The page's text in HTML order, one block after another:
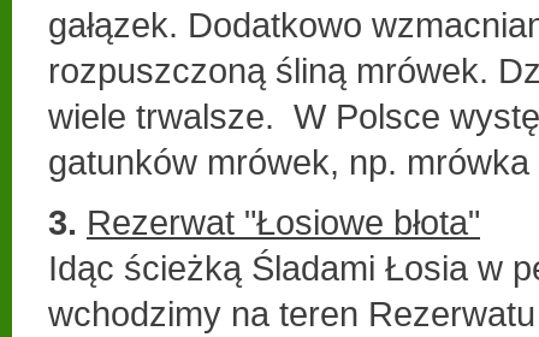
gałązek. Dodatkowo
rozpuszczoną śliną mrówek.
wiele trwalsze. W Polsce
gatunków mrówek, np.
3. Rezerwat "Łosiowe błota"
Idąc ścieżką Śladami Łosia w
wchodzimy na teren